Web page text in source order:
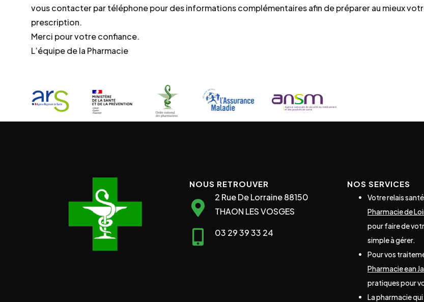
vous contacter par téléphone pour des informations complémentaires afin de préparer au mieux
prescription.
Merci pour votre confiance.
L’équipe de la Pharmacie
NOUS RETROUVER
2 Rue De Lorraine 88150
THAON LES VOSGES
03 29 39 33 24
NOS SERVICES
Votre relais
Pharmacie de
pour faire de
simple à gérer.
Pour vos
Pharmacie ean
pratiques pour
La pharmacie